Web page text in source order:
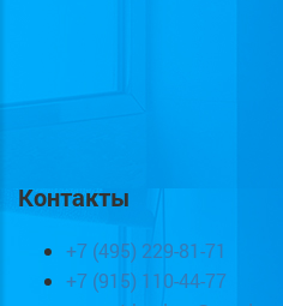
Контакты
+7 (495) 229-81-71
+7 (915) 110-44-77